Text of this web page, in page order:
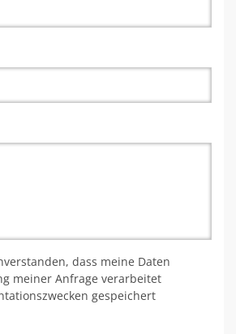
dass meine Daten
meiner Anfrage verarbeitet
gespeichert